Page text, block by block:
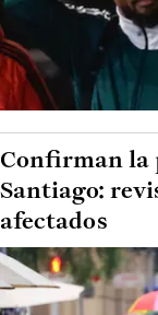
Confirman la
Santiago:
afectados